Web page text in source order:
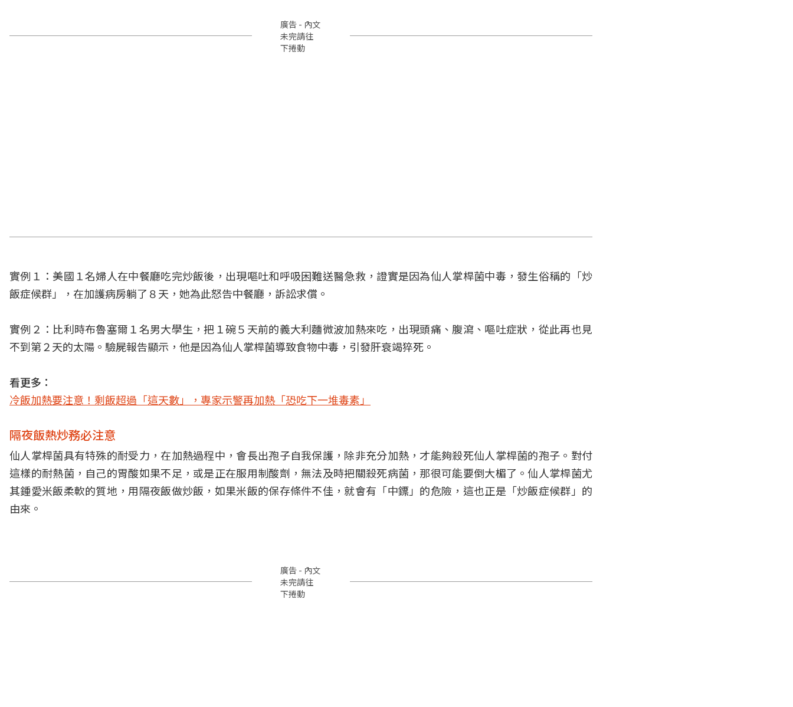
廣告 - 內文
未完請往
下捲動
實例１：美國１名婦人在中餐廳吃完炒飯後，出現嘔吐和呼吸困難送醫急救，證實是因為仙人掌桿菌中毒，發生俗稱的「炒
飯症候群」，在加護病房躺了８天，她為此怒告中餐廳，訴訟求償。
實例２：比利時布魯塞爾１名男大學生，把１碗５天前的義大利麵微波加熱來吃，出現頭痛、腹瀉、嘔吐症狀，從此再也見
不到第２天的太陽。驗屍報告顯示，他是因為仙人掌桿菌導致食物中毒，引發肝衰竭猝死。
看更多：
冷飯加熱要注意！剩飯超過「這天數」，專家示警再加熱「恐吃下一堆毒素」
隔夜飯熱炒務必注意
仙人掌桿菌具有特殊的耐受力，在加熱過程中，會長出孢子自我保護，除非充分加熱，才能夠殺死仙人掌桿菌的孢子。對付
這樣的耐熱菌，自己的胃酸如果不足，或是正在服用制酸劑，無法及時把關殺死病菌，那很可能要倒大楣了。仙人掌桿菌尤
其鍾愛米飯柔軟的質地，用隔夜飯做炒飯，如果米飯的保存條件不佳，就會有「中鏢」的危險，這也正是「炒飯症候群」的
由來。
廣告 - 內文
未完請往
下捲動